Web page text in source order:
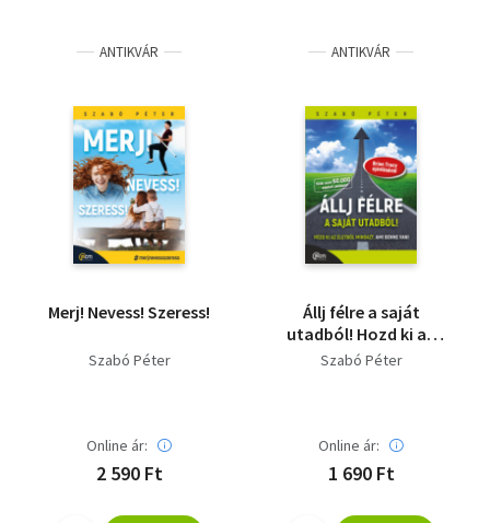
ANTIKVÁR
Merj! Nevess! Szeress!
Szabó Péter
Online ár:
2 590 Ft
ANTIKVÁR
Állj félre a saját
utadból! Hozd ki az
életből mindazt, ami
Szabó Péter
Online ár:
1 690 Ft